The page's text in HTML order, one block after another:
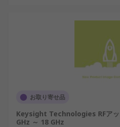
お取り寄せ品
Keysight Technologies RFアッ
GHz ～ 18 GHz